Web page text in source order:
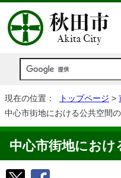
現在の位置： トップページ >
中心市街地における公共空間
中心市街地におけ